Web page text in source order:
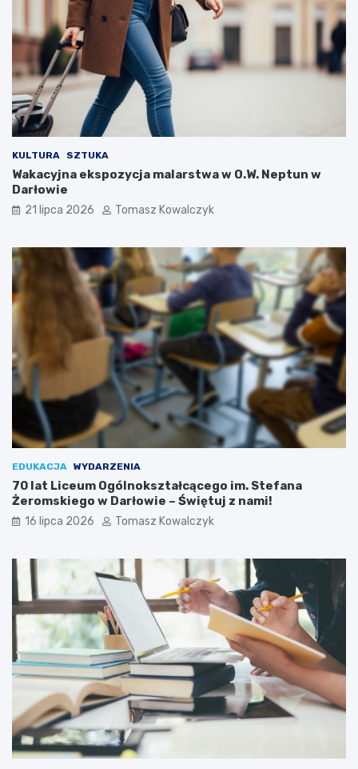
KULTURA SZTUKA
Wakacyjna ekspozycja malarstwa w O.W. Neptun w
Darłowie
21 lipca 2026 Tomasz Kowalczyk
EDUKACJA WYDARZENIA
70 lat Liceum Ogólnokształcącego im. Stefana
Żeromskiego w Darłowie – Świętuj z nami!
16 lipca 2026 Tomasz Kowalczyk